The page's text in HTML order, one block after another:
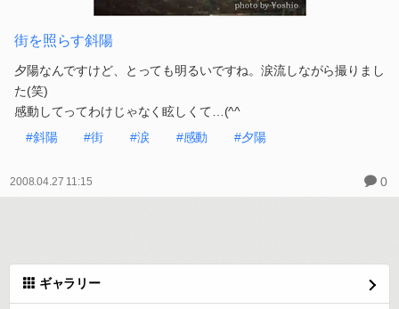
街を照らす斜陽
夕陽なんですけど、とっても明るいですね。涙流しながら撮りまし
た(笑)
感動してってわけじゃなく眩しくて…(^^ゞ
#斜陽
#街 #涙 #感動 #夕陽
2008.04.27 11:15 0
ギャラリー